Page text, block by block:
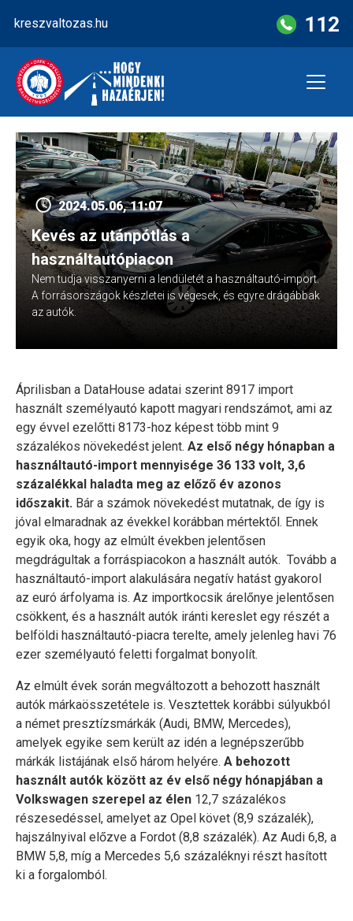
content
kreszvaltozas.hu 112
2024.05.06, 11:07
Kevés az utánpótlás a
használtautópiacon
Nem tudja visszanyerni a lendületét a használtautó-import.
A forrásországok készletei is végesek, és egyre drágábbak
az autók.
Áprilisban a DataHouse adatai szerint 8917 import
használt személyautó kapott magyari rendszámot, ami az
egy évvel ezelőtti 8173-hoz képest több mint 9
százalékos növekedést jelent. Az első négy hónapban a
használtautó-import mennyisége 36 133 volt, 3,6
százalékkal haladta meg az előző év azonos
időszakit. Bár a számok növekedést mutatnak, de így is
jóval elmaradnak az évekkel korábban mértektől. Ennek
egyik oka, hogy az elmúlt években jelentősen
megdrágultak a forráspiacokon a használt autók. Tovább a
használtautó-import alakulására negatív hatást gyakorol
az euró árfolyama is. Az importkocsik árelőnye jelentősen
csökkent, és a használt autók iránti kereslet egy részét a
belföldi használtautó-piacra terelte, amely jelenleg havi 76
ezer személyautó feletti forgalmat bonyolít.
Az elmúlt évek során megváltozott a behozott használt
autók márkaösszetétele is. Vesztettek korábbi súlyukból
a német presztízsmárkák (Audi, BMW, Mercedes),
amelyek egyike sem került az idén a legnépszerűbb
márkák listájának első három helyére. A behozott
használt autók között az év első négy hónapjában a
Volkswagen szerepel az élen 12,7 százalékos
részesedéssel, amelyet az Opel követ (8,9 százalék),
hajszálnyival előzve a Fordot (8,8 százalék). Az Audi 6,8, a
BMW 5,8, míg a Mercedes 5,6 százaléknyi részt hasított
ki a forgalomból.